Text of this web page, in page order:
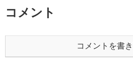
コメント
コメントを書